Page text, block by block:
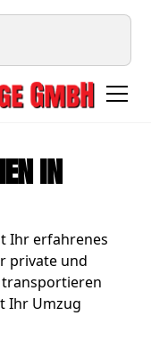
in
Ihr erfahrenes
private und
transportieren
Ihr Umzug